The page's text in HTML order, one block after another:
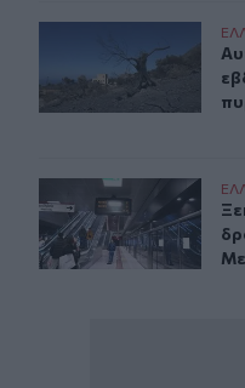
Αυτές είναι οι πιο
Ξεκινούν τα